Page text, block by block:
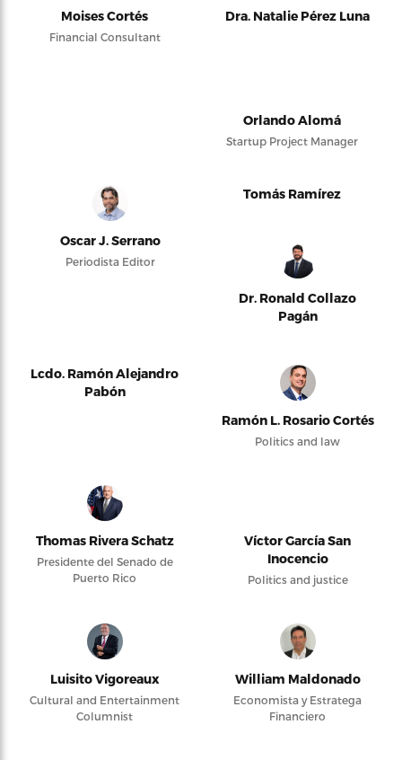
Moises Cortés
Financial Consultant
Dra. Natalie Pérez Luna
Orlando Alomá
Startup Project Manager
Oscar J. Serrano
Periodista Editor
Tomás Ramírez
Dr. Ronald Collazo
Pagán
Lcdo. Ramón Alejandro
Pabón
Ramón L. Rosario Cortés
Politics and law
Thomas Rivera Schatz
Presidente del Senado de
Puerto Rico
Víctor García San
Inocencio
Politics and justice
Luisito Vigoreaux
Cultural and Entertainment
Columnist
William Maldonado
Economista y Estratega
Financiero